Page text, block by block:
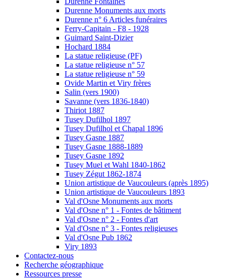
Durenne Monuments aux morts
Durenne n° 6 Articles funéraires
Ferry-Capitain - F8 - 1928
Guimard Saint-Dizier
Hochard 1884
La statue religieuse (PF)
La statue religieuse n° 57
La statue religieuse n° 59
Ovide Martin et Viry frères
Salin (vers 1900)
Savanne (vers 1836-1840)
Thiriot 1887
Tusey Dufilhol 1897
Tusey Dufilhol et Chapal 1896
Tusey Gasne 1887
Tusey Gasne 1888-1889
Tusey Gasne 1892
Tusey Muel et Wahl 1840-1862
Tusey Zégut 1862-1874
Union artistique de Vaucouleurs (après 1895)
Union artistique de Vaucouleurs 1893
Val d'Osne Monuments aux morts
Val d'Osne n° 1 - Fontes de bâtiment
Val d'Osne n° 2 - Fontes d'art
Val d'Osne n° 3 - Fontes religieuses
Val d'Osne Pub 1862
Viry 1893
Contactez-nous
Recherche géographique
Ressources presse